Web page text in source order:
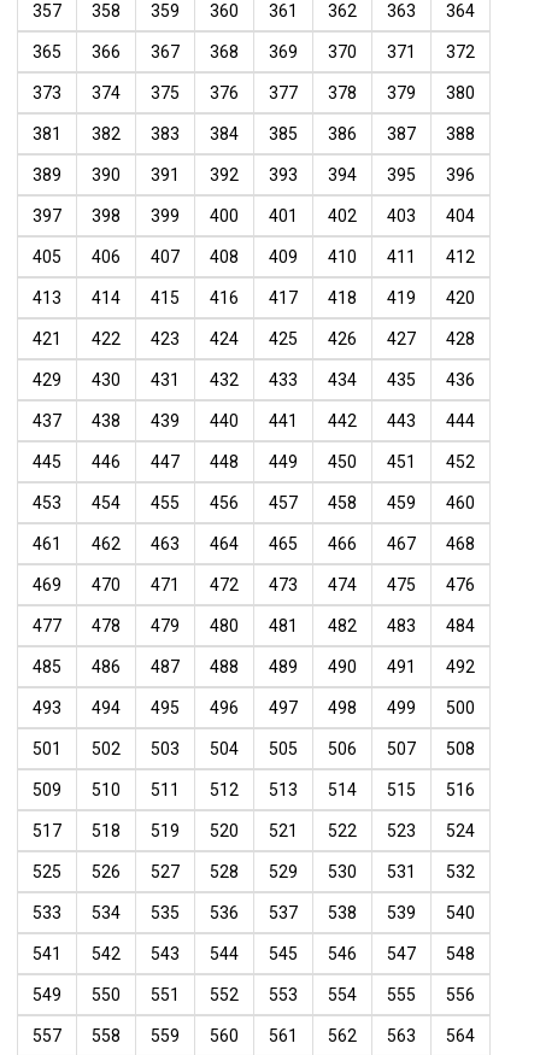
357 358 359 360 361 362 363 364
365 366 367 368 369 370 371 372
373 374 375 376 377 378 379 380
381 382 383 384 385 386 387 388
389 390 391 392 393 394 395 396
397 398 399 400 401 402 403 404
405 406 407 408 409 410 411 412
413 414 415 416 417 418 419 420
421 422 423 424 425 426 427 428
429 430 431 432 433 434 435 436
437 438 439 440 441 442 443 444
445 446 447 448 449 450 451 452
453 454 455 456 457 458 459 460
461 462 463 464 465 466 467 468
469 470 471 472 473 474 475 476
477 478 479 480 481 482 483 484
485 486 487 488 489 490 491 492
493 494 495 496 497 498 499 500
501 502 503 504 505 506 507 508
509 510 511 512 513 514 515 516
517 518 519 520 521 522 523 524
525 526 527 528 529 530 531 532
533 534 535 536 537 538 539 540
541 542 543 544 545 546 547 548
549 550 551 552 553 554 555 556
557 558 559 560 561 562 563 564